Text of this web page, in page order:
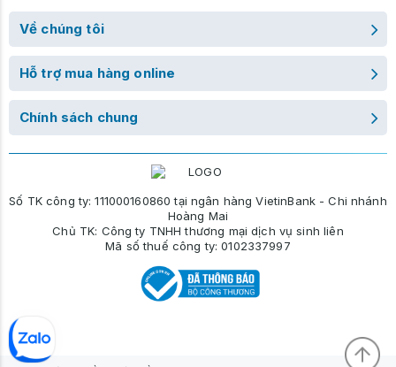
Về chúng tôi
Hỗ trợ mua hàng online
Chính sách chung
Số TK công ty: 111000160860 tại ngân hàng VietinBank - Chi nhánh
Hoàng Mai
Chủ TK: Công ty TNHH thương mại dịch vụ sinh liên
Mã số thuế công ty: 0102337997